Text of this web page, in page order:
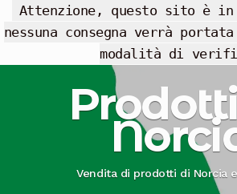
Attenzione, questo sito è
nessuna consegna verrà
modalità di
navigazione
contenuto
Vendita di prodotti di Norcia